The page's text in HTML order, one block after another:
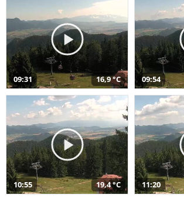
09:31 16,9 °C 09:54
10:55 19,4 °C 11:20